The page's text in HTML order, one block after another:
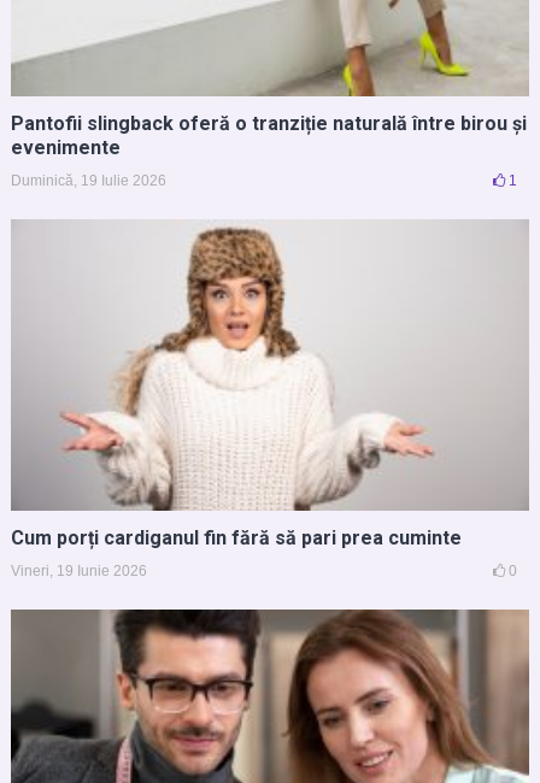
Pantofii slingback oferă o tranziție naturală între birou și
evenimente
Duminică, 19 Iulie 2026 1
Cum porți cardiganul fin fără să pari prea cuminte
Vineri, 19 Iunie 2026 0